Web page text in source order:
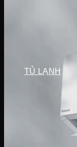
Máy
TỦ LẠNH
Tủ lạnh
Tủ lạnh
Tủ
Tủ
Tủ lạnh